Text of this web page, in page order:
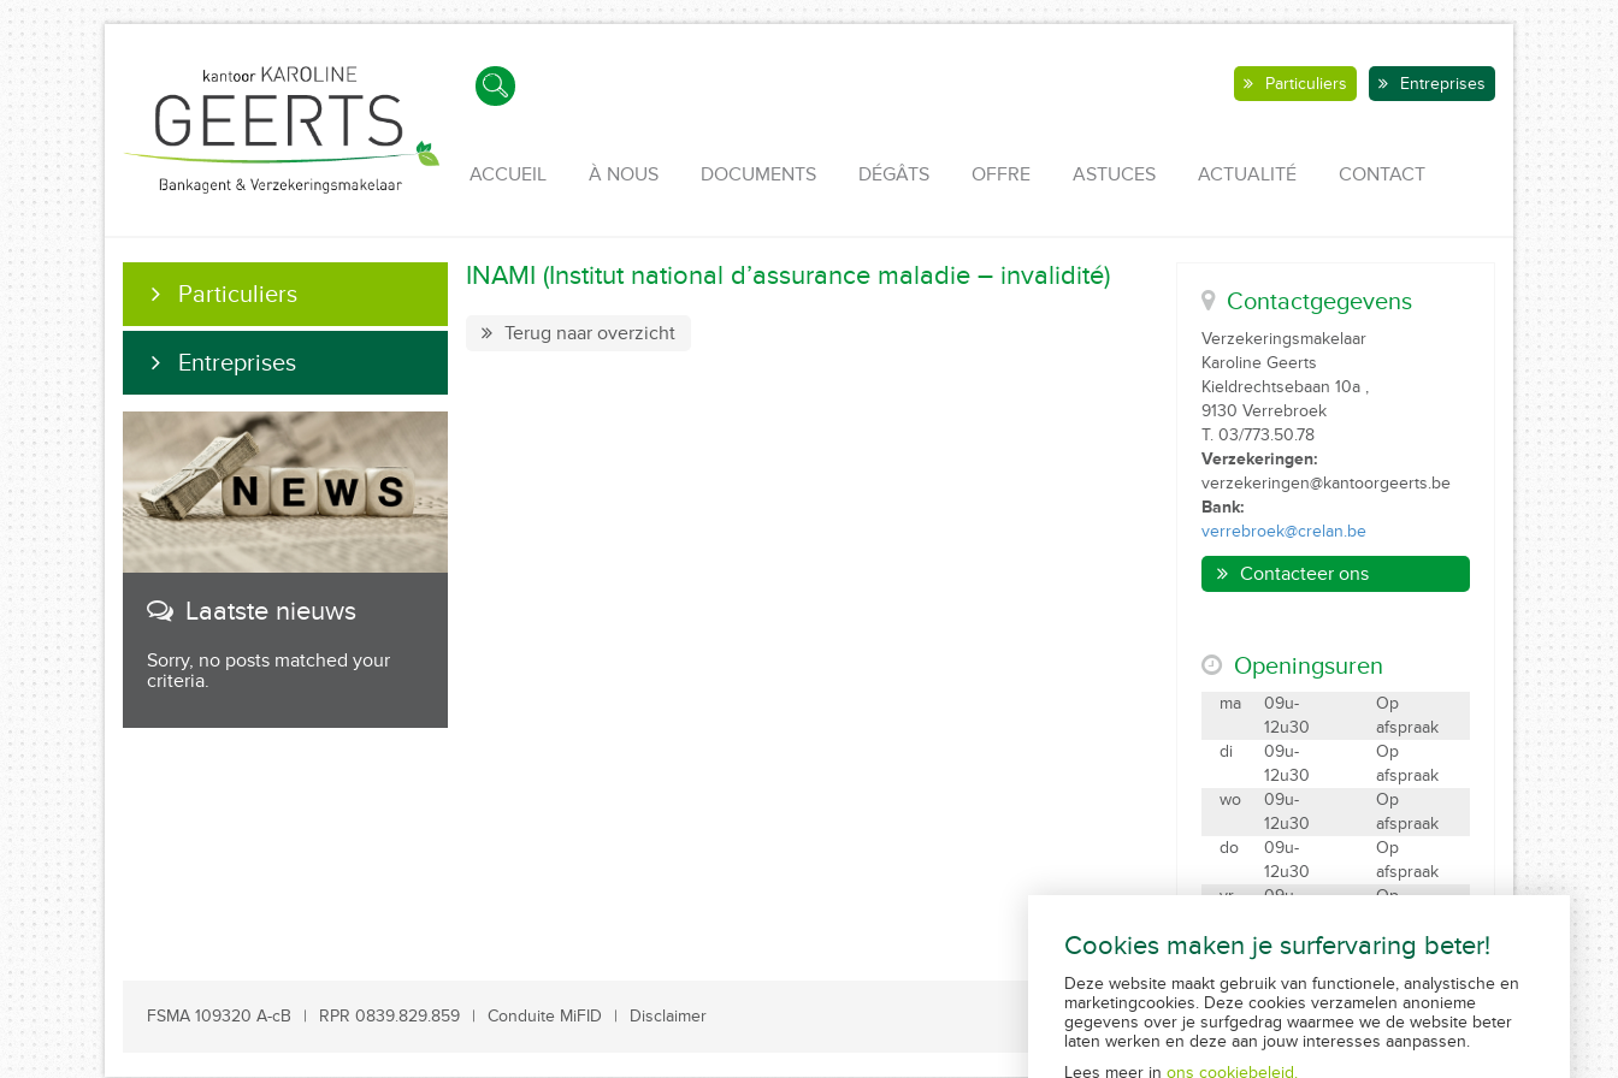
Particuliers Entreprises
ACCUEIL À NOUS DOCUMENTS DÉGÂTS OFFRE ASTUCES ACTUALITÉ CONTACT
INAMI (Institut national d’assurance maladie – invalidité)
Terug naar overzicht
Contactgegevens
Verzekeringsmakelaar
Karoline Geerts
Kieldrechtsebaan 10a ,
9130 Verrebroek
T. 03/773.50.78
Verzekeringen:
verzekeringen@kantoorgeerts.be
Bank:
verrebroek@crelan.be
Contacteer ons
Openingsuren
ma
09u-
12u30
Op
afspraak
di
09u-
12u30
Op
afspraak
wo
09u-
12u30
Op
afspraak
do
09u-
12u30
Op
afspraak
vr
09u-
Op
za
09u-12u Gesloten
Maak een afspraak
Particuliers
Entreprises
Laatste nieuws
Sorry, no posts matched your
criteria.
FSMA 109320 A-cB RPR 0839.829.859 Conduite MiFID Disclaimer Created by Insucommerce
Cookies maken je surfervaring beter!
Deze website maakt gebruik van functionele, analystische en
marketingcookies. Deze cookies verzamelen anonieme
gegevens over je surfgedrag waarmee we de website beter
laten werken en deze aan jouw interesses aanpassen.
Lees meer in ons cookiebeleid.